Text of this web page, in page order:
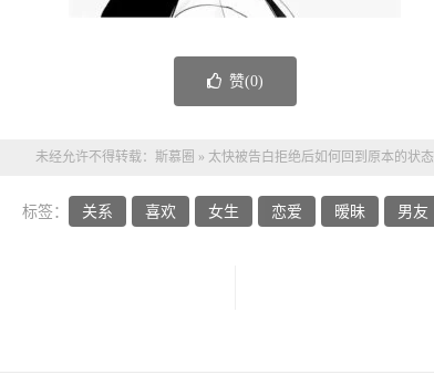
赞(0)
未经允许不得转载： 斯慕圈 » 太快被告白拒绝后如何回到原本的状态
标签： 关系 喜欢 女生 恋爱 暧昧 男友